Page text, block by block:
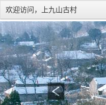
欢迎访问，上九山古村